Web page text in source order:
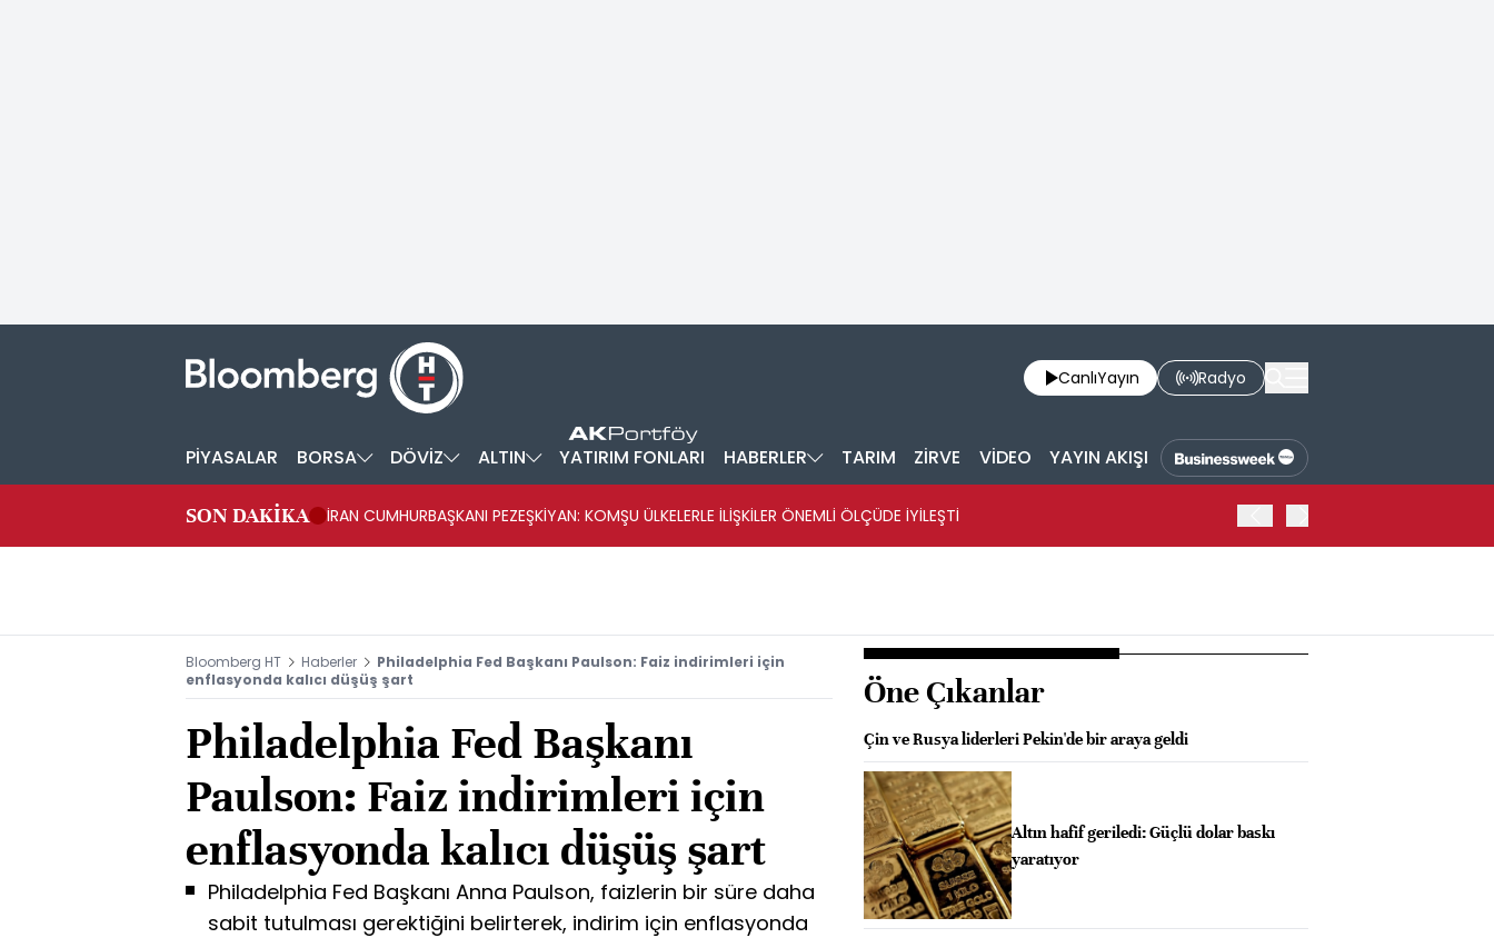
CanlıYayın Radyo
PİYASALAR BORSA DÖVİZ ALTIN YATIRIM FONLARI HABERLER TARIM ZİRVE VİDEO YAYIN AKIŞI
SON DAKİKA İRAN CUMHURBAŞKANI PEZEŞKİYAN: KOMŞU ÜLKELERLE İLİŞKİLER ÖNEMLİ ÖLÇÜDE İYİLEŞTİ
Bloomberg HT Haberler
Philadelphia Fed Başkanı Paulson: Faiz indirimleri için
enflasyonda kalıcı düşüş şart
Philadelphia Fed Başkanı
Paulson: Faiz indirimleri için
enflasyonda kalıcı düşüş şart
Philadelphia Fed Başkanı Anna Paulson, faizlerin bir süre daha
sabit tutulması gerektiğini belirterek, indirim için enflasyonda
Öne Çıkanlar
Çin ve Rusya liderleri Pekin'de bir araya geldi
Altın hafif geriledi: Güçlü dolar baskı
yaratıyor